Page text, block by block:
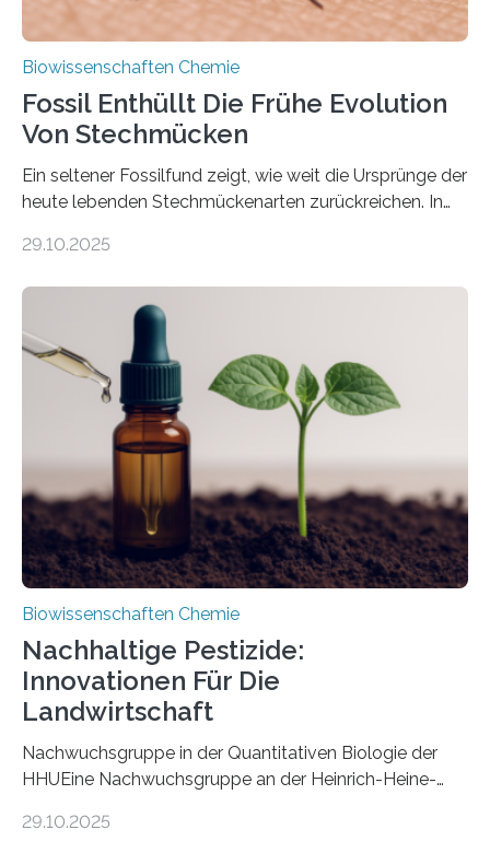
Biowissenschaften Chemie
Fossil Enthüllt Die Frühe Evolution
Von Stechmücken
Ein seltener Fossilfund zeigt, wie weit die Ursprünge der
heute lebenden Stechmückenarten zurückreichen. In
Forschende die bisher älteste bekannte Stechmücken-
Region Kachin in Myanmar und hat sich in
ausgezeichnetem Zustand erhalten. Es konnte als neue
Art einer neuen Gattung beschrieben werden und trägt
nun den Namen Cretosabethes primaevus. Dieser erste
fossile Nachweis einer Stechmückenlarve in Bernstein
stellt gleichzeitig den ersten Fossilfund einer
Mückenlarve aus dem Mesozoikum dar, denn…
29.10.2025
Biowissenschaften Chemie
Nachhaltige Pestizide:
Innovationen Für Die
Landwirtschaft
Nachwuchsgruppe in der Quantitativen Biologie der
HHUEine Nachwuchsgruppe an der Heinrich-Heine-
fünf Jahren erforschen, wie Bakterien auf
29.10.2025